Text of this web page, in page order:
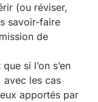
(ou réviser,
savoir-faire
de
si l’on s’en
avec les cas
apportés par